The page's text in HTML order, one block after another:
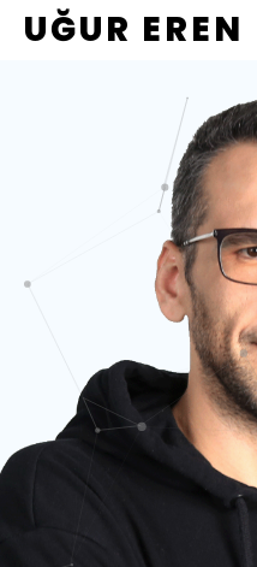
UĞUR EREN